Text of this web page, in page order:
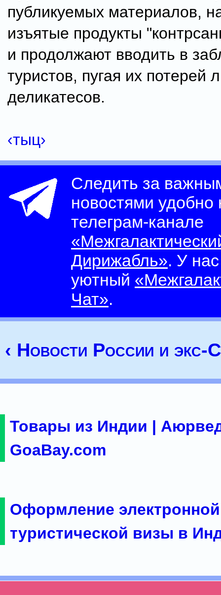
публикуемых материалов,
изъятые продукты
и продолжают вводить в
туристов, пугая их потерей
деликатесов.
‹тыц›
Следить за
новостями
телеграм-канале
Дирижабль». У
уютный
Чат».
‹ Новости России и
Товары из Индии |
GoaBay.com
Оформление электронной
туристической визы в